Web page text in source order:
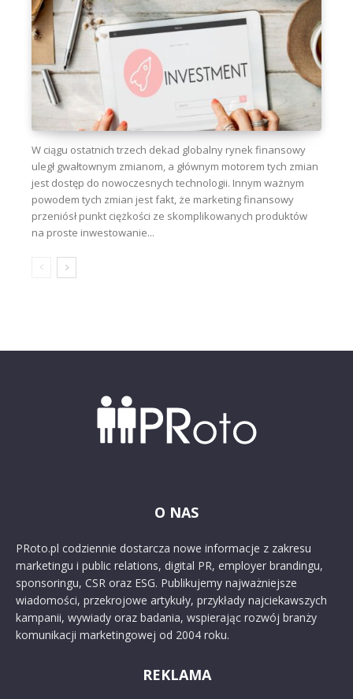
W ciągu ostatnich trzech dekad globalny rynek finansowy
uległ gwałtownym zmianom, a głównym motorem tych zmian
jest dostęp do nowoczesnych technologii. Innym ważnym
powodem tych zmian jest fakt, że marketing finansowy
przeniósł punkt ciężkości ze skomplikowanych produktów
na proste inwestowanie...
O NAS
PRoto.pl codziennie dostarcza nowe informacje z zakresu
marketingu i public relations, digital PR, employer brandingu,
sponsoringu, CSR oraz ESG. Publikujemy najważniejsze
wiadomości, przekrojowe artykuły, przykłady najciekawszych
kampanii, wywiady oraz badania, wspierając rozwój branży
komunikacji marketingowej od 2004 roku.
REKLAMA